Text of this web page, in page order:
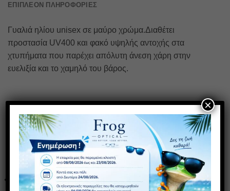
ΕΠΙΠΛΈΟΝ ΠΛΗΡΟΦΟΡΊΕΣ
Γυαλιά ηλίου unisex σε μαύρο χρώμα.Διαθέτει
προστασία UV400 και φακό υψηλής αντοχής στα
χτυπήματα που παρέχει απόλυτη άνεση χάρη στην
ευελιξία και το χαμηλό του βάρος.
ΣΧΕΤΙΚΆ ΠΡΟΪΌΝΤΑ
Πρόσθήκη
στην λίστα
επιθυμιών
Πρόσθήκη
στην λίστα
επιθυμιών
×